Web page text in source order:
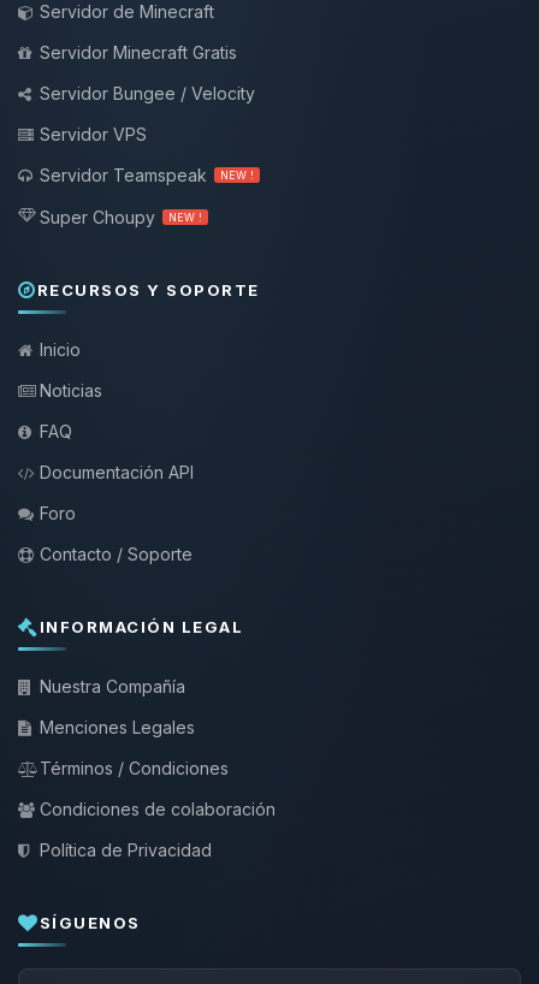
Servidor de Minecraft
Servidor Minecraft Gratis
Servidor Bungee / Velocity
Servidor VPS
Servidor Teamspeak
NEW !
Super Choupy NEW !
RECURSOS Y SOPORTE
Inicio
Noticias
FAQ
Documentación API
Foro
Contacto / Soporte
INFORMACIÓN LEGAL
Nuestra Compañía
Menciones Legales
Términos / Condiciones
Condiciones de colaboración
Política de Privacidad
SÍGUENOS